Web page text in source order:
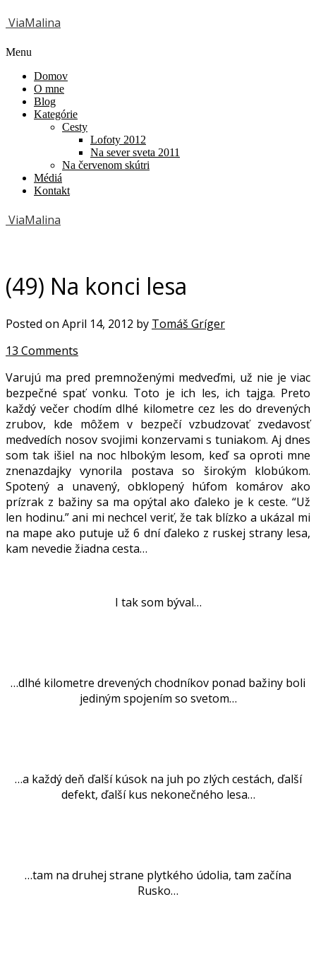
ViaMalina
Menu
Domov
O mne
Blog
Kategórie
Cesty
Lofoty 2012
Na sever sveta 2011
Na červenom skútri
Médiá
Kontakt
ViaMalina
(49) Na konci lesa
Posted on April 14, 2012 by Tomáš Gríger
13 Comments
Varujú ma pred premnoženými medveďmi, už nie je viac
bezpečné spať vonku. Toto je ich les, ich tajga. Preto
každý večer chodím dlhé kilometre cez les do drevených
zrubov, kde môžem v bezpečí vzbudzovať zvedavosť
medvedích nosov svojimi konzervami s tuniakom. Aj dnes
som tak išiel na noc hlbokým lesom, keď sa oproti mne
znenazdajky vynorila postava so širokým klobúkom.
Spotený a unavený, obklopený húfom komárov ako
prízrak z bažiny sa ma opýtal ako ďaleko je k ceste. “Už
len hodinu.” ani mi nechcel veriť, že tak blízko a ukázal mi
na mape ako putuje už 6 dní ďaleko z ruskej strany lesa,
kam nevedie žiadna cesta…
I tak som býval…
…dlhé kilometre drevených chodníkov ponad bažiny boli
jediným spojením so svetom…
…a každý deň ďalší kúsok na juh po zlých cestách, ďalší
defekt, ďalší kus nekonečného lesa…
…tam na druhej strane plytkého údolia, tam začína
Rusko…